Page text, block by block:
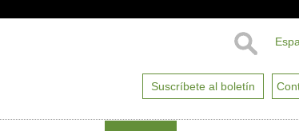
Suscríbete al boletín